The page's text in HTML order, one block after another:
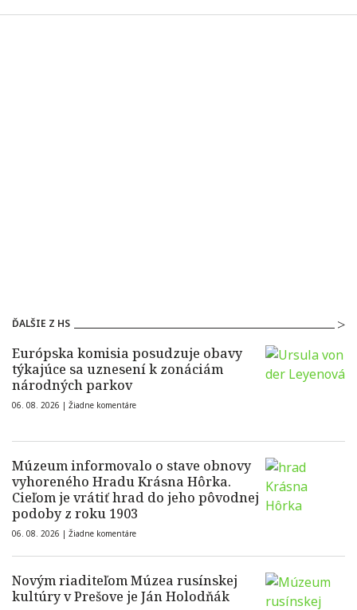
ĎALŠIE Z HS
Európska komisia posudzuje obavy
týkajúce sa uznesení k zonáciám
národných parkov
06. 08. 2026 | Žiadne komentáre
Múzeum informovalo o stave obnovy
vyhoreného Hradu Krásna Hôrka.
Cieľom je vrátiť hrad do jeho pôvodnej
podoby z roku 1903
06. 08. 2026 | Žiadne komentáre
Novým riaditeľom Múzea rusínskej
kultúry v Prešove je Ján Holodňák